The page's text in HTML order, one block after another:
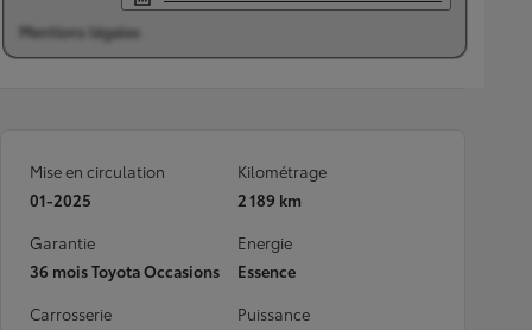
Mentions légales
Mise en circulation
01-2025
Kilométrage
2 189 km
Garantie
36 mois Toyota Occasions
Energie
Essence
Carrosserie
Puissance